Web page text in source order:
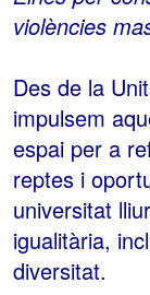
violències
Des de la
impulsem
espai per a
reptes i
universitat
igualitària,
diversitat.